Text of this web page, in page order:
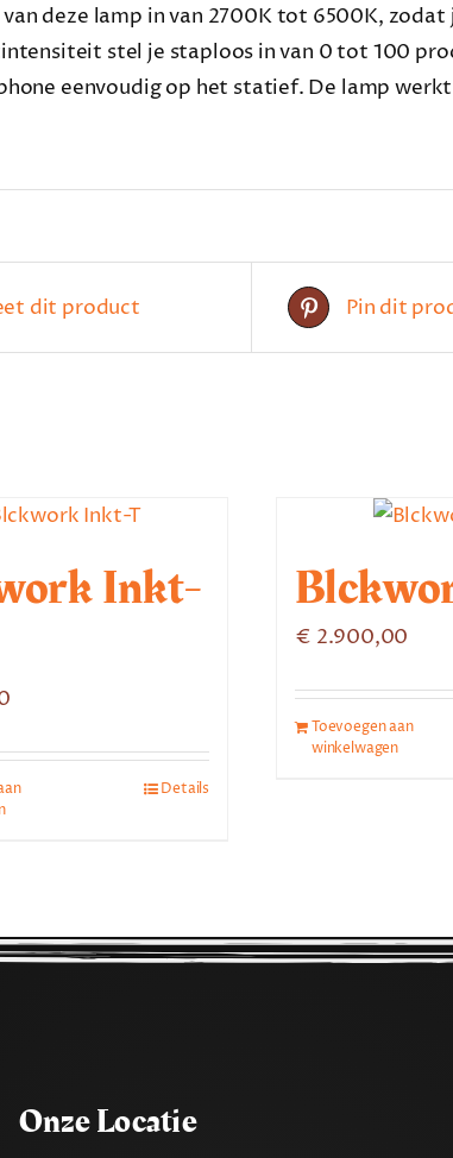
deze lamp in van 2700K tot 6500K, zodat
stel je staploos in van 0 tot 100
eenvoudig op het statief. De lamp
dit product Pin dit
Inkt-
Details
€ 2.900,00
Toevoegen aan
winkelwagen
Onze Locatie